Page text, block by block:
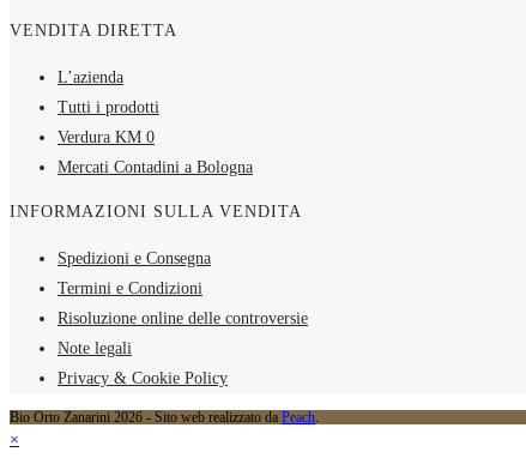
VENDITA DIRETTA
L’azienda
Tutti i prodotti
Verdura KM 0
Mercati Contadini a Bologna
INFORMAZIONI SULLA VENDITA
Spedizioni e Consegna
Termini e Condizioni
Risoluzione online delle controversie
Note legali
Privacy & Cookie Policy
Bio Orto Zanarini 2026 - Sito web realizzato da Peach.
×